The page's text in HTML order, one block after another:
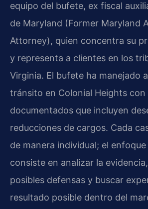
equipo del bufete, ex fiscal
de Maryland (Former Maryland
Attorney), quien concentra su
y representa a clientes en los
Virginia. El bufete ha manejado
tránsito en Colonial Heights con
documentados que incluyen
reducciones de cargos. Cada
de manera individual; el
consiste en analizar la
posibles defensas y buscar
resultado posible dentro del